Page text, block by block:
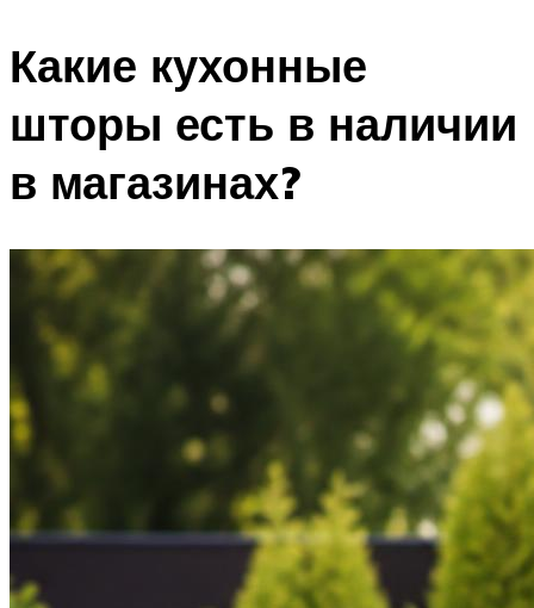
Какие кухонные
шторы есть в наличии
в магазинах?